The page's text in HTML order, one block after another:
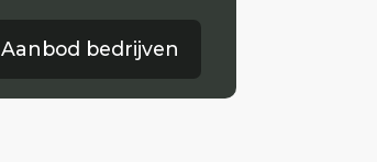
Woningaanbod
Aanbod bedrijven